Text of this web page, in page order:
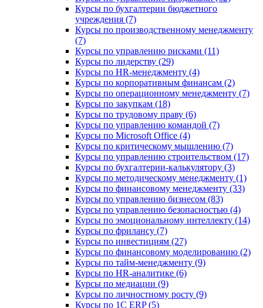
Курсы по бухгалтерии бюджетного
учреждения (7)
Курсы по производственному менеджменту
(7)
Курсы по управлению рисками (11)
Курсы по лидерству (29)
Курсы по HR-менеджменту (4)
Курсы по корпоративным финансам (2)
Курсы по операционному менеджменту (7)
Курсы по закупкам (18)
Курсы по трудовому праву (6)
Курсы по управлению командой (7)
Курсы по Microsoft Office (4)
Курсы по критическому мышлению (7)
Курсы по управлению строительством (17)
Курсы по бухгалтерии-калькулятору (3)
Курсы по методическому менеджменту (1)
Курсы по финансовому менеджменту (33)
Курсы по управлению бизнесом (83)
Курсы по управлению безопасностью (4)
Курсы по эмоциональному интеллекту (14)
Курсы по фрилансу (7)
Курсы по инвестициям (27)
Курсы по финансовому моделированию (2)
Курсы по тайм-менеджменту (9)
Курсы по HR-аналитике (6)
Курсы по медиации (9)
Курсы по личностному росту (9)
Курсы по 1С ERP (5)